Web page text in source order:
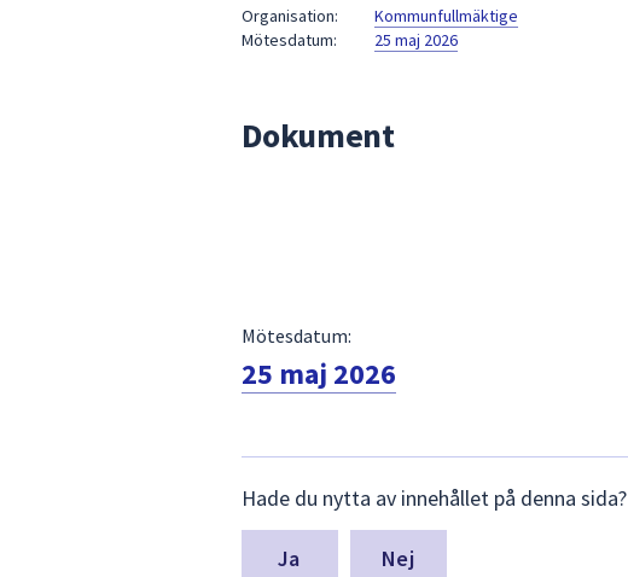
fältet.
Använd
att
att
välja
något
dem.
Organisation:
Kommunfullmäktige
Mötesdatum:
25 maj 2026
Dokument
Mötesdatum:
25 maj 2026
synpunkter
för
denna
Hade du nytta av innehållet på denna sida?
Nej